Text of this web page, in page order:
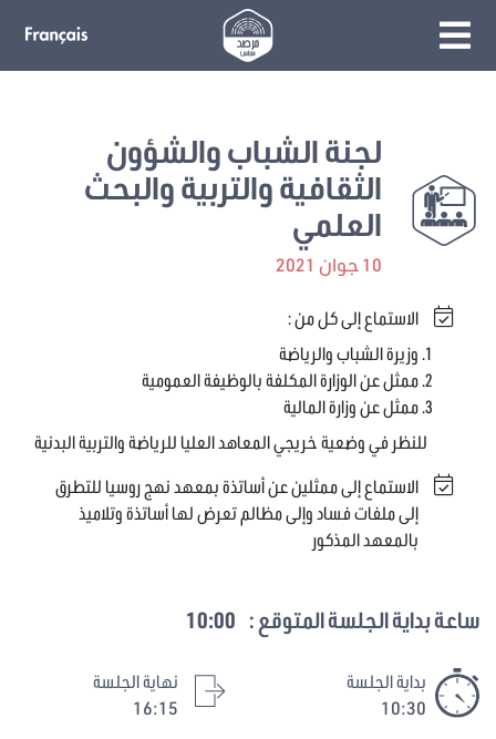
لجنة الشباب والشؤون
الثقافية والتربية والبحث
العلمي
10 جوان 2021
الاستماع إلى كل من :
وزيرة الشباب والرياضة
ممثل عن الوزارة المكلفة بالوظيفة العمومية
ممثل عن وزارة المالية
للنظر في وضعية خريجي المعاهد العليا للرياضة والتربية البدنية
الاستماع إلى ممثلين عن أساتذة بمعهد نهج روسيا للتطرق
إلى ملفات فساد وإلى مظالم تعرض لها أساتذة وتلاميذ
بالمعهد المذكور
ساعة بداية الجلسة المتوقع : 10:00
بداية الجلسة
10:30
نهاية الجلسة
16:15